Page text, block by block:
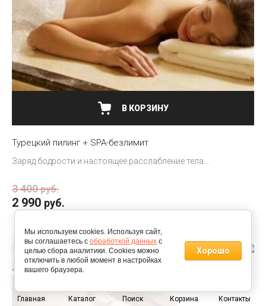
В КОРЗИНУ
Турецкий пилинг + SPA-безлимит
Заряд бодрости и настоящее расслабление тела...
3 400 руб.
2 990 руб.
New
Главная Каталог Поиск Корзина Контакты
Мы используем cookies. Используя сайт,
вы соглашаетесь с обработкой данных с
целью сбора аналитики. Cookies можно
отключить в любой момент в настройках
вашего браузера.
Хорошо